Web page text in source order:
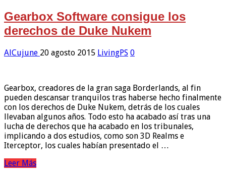
Gearbox Software consigue los
derechos de Duke Nukem
AlCujune 20 agosto 2015 LivingPS 0
Gearbox, creadores de la gran saga Borderlands, al fin
pueden descansar tranquilos tras haberse hecho finalmente
con los derechos de Duke Nukem, detrás de los cuales
llevaban algunos años. Todo esto ha acabado así tras una
lucha de derechos que ha acabado en los tribunales,
implicando a dos estudios, como son 3D Realms e
Iterceptor, los cuales habían presentado el …
Leer Más